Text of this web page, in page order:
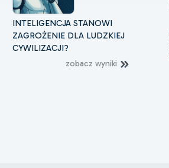
INTELIGENCJA STANOWI
ZAGROŻENIE DLA LUDZKIEJ
CYWILIZACJI?
zobacz wyniki